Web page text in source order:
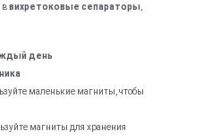
ввихретоковые сепараторы
день
маленькие магниты, чтобы
магниты для хранения